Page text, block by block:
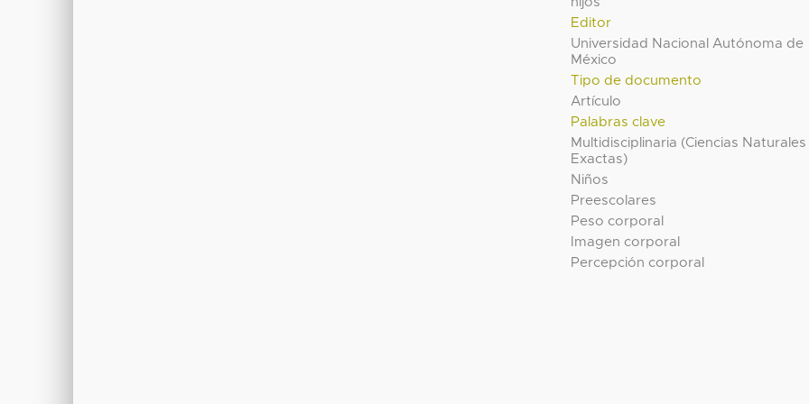
Editor
Universidad Nacional Autónoma de
México
Tipo de documento
Artículo
Palabras clave
Multidisciplinaria (Ciencias
Exactas)
Niños
Preescolares
Peso corporal
Imagen corporal
Percepción corporal